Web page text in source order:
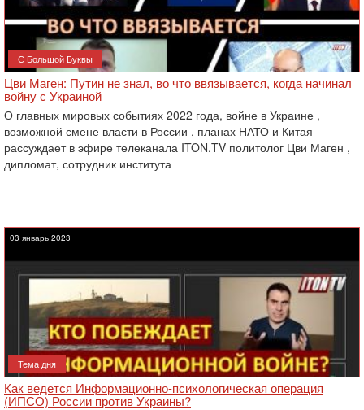
С Большой Буквы
Цви Маген: Путин не знал, во что ввязывается, когда начинал
войну с Украиной
О главных мировых событиях 2022 года, войне в Украине ,
возможной смене власти в России , планах НАТО и Китая
рассуждает в эфире телеканала ITON.TV политолог Цви Маген ,
дипломат, сотрудник института
03 январь 2023
Тема дня
Как ведется Информационно-психологическая операция
(ИПСО) России против Украины?